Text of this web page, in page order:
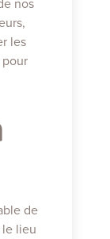
nos
les
de
le lieu